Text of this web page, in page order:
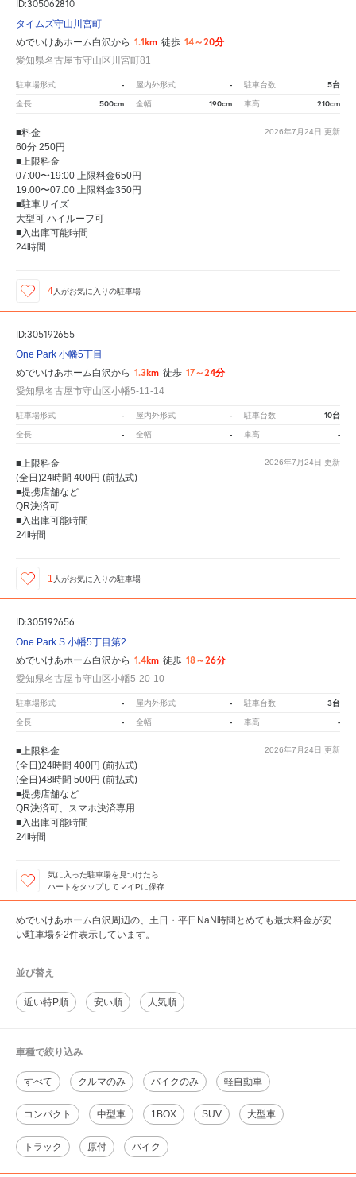
ID:305062810
タイムズ守山川宮町
めでいけあホーム白沢から 1.1km 徒歩 14～20分
愛知県名古屋市守山区川宮町81
駐車場形式 - 屋内外形式 - 駐車台数 5台
全長 500cm 全幅 190cm 車高 210cm
2026年7月24日 更新
■料金
60分 250円
■上限料金
07:00〜19:00 上限料金650円
19:00〜07:00 上限料金350円
■駐車サイズ
大型可 ハイルーフ可
■入出庫可能時間
24時間
4 人がお気に入りの駐車場
ID:305192655
One Park 小幡5丁目
めでいけあホーム白沢から 1.3km 徒歩 17～24分
愛知県名古屋市守山区小幡5-11-14
駐車場形式 - 屋内外形式 - 駐車台数 10台
全長 - 全幅 - 車高 -
2026年7月24日 更新
■上限料金
(全日)24時間 400円 (前払式)
■提携店舗など
QR決済可
■入出庫可能時間
24時間
1 人がお気に入りの駐車場
ID:305192656
One Park S 小幡5丁目第2
めでいけあホーム白沢から 1.4km 徒歩 18～26分
愛知県名古屋市守山区小幡5-20-10
駐車場形式 - 屋内外形式 - 駐車台数 3台
全長 - 全幅 - 車高 -
2026年7月24日 更新
■上限料金
(全日)24時間 400円 (前払式)
(全日)48時間 500円 (前払式)
■提携店舗など
QR決済可、スマホ決済専用
■入出庫可能時間
24時間
気に入った駐車場を見つけたら
ハートをタップしてマイPに保存
めでいけあホーム白沢周辺の、土日・平日NaN時間とめても最大料金が安
い駐車場を2件表示しています。
並び替え
近い特P順 安い順 人気順
車種で絞り込み
すべて クルマのみ バイクのみ 軽自動車
コンパクト 中型車 1BOX SUV 大型車
トラック 原付 バイク